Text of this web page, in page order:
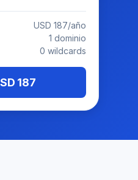
USD 187/año
1 dominio
0 wildcards
187